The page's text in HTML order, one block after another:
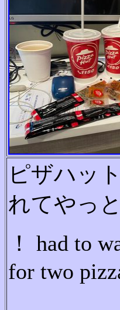
ピザハ ッ ト
れてやっ と
！ had to
for two